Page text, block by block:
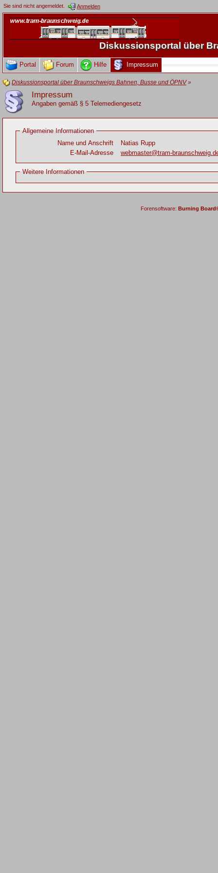
Sie sind nicht angemeldet. Anmelden
Diskussionsportal über
Portal Forum Hilfe Impressum
Diskussionsportal über Braunschweigs Bahnen, Busse und ÖPNV»
Impressum
Angaben gemäß § 5 Telemediengesetz
Allgemeine Informationen
Name und Anschrift
Natias Rupp
E-Mail-Adresse
webmaster@tram-
Weitere Informationen
Forensoftware: Burning